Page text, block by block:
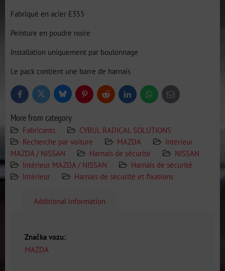
Fabriqué en acier E355
Peinture en poudre noire
Installation uniquement par boulonnage
Le pack contient une barre de harnais
FacebookTwitter BlueskyPinterestReddit LinkedInWhatsApp
E-
mail
More from category
Fabricants
CYBUL RADICAL SOLUTIONS
Recherche par voiture
MAZDA
Intérieur
MAZDA / NISSAN
Harnais de sécurité
NISSAN
Intérieur MAZDA / NISSAN
Harnais de sécurité
Intérieur
Harnais de sécurité et fixations
Additional information
Značka vozu:
MAZDA